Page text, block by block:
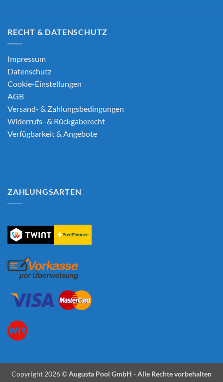
RECHT & DATENSCHUTZ
Impressum
Datenschutz
Cookie-Einstellungen
AGB
Versand- & Zahlungsbedingungen
Widerrufs- & Rückgaberecht
Verfügbarkeit & Angebote
ZAHLUNGSARTEN
Copyright 2026 ©Augusta Pool GmbH - Alle Rechte vorbehalten